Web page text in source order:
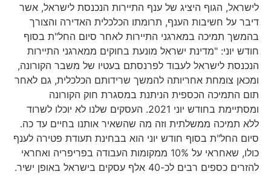
לישראל, הגוף היציג של ענף התיירות הנכנסת לישראל, אשר
דיבר על חשיבות הענף, תרומתו הכלכלית האדירה והצורך
בהמשך תמיכה במארגני התיירות לאחר סיום החל"ת בסוף
חודש יוני: "מדינת ישראל מונעת בחוקים ממארגני התיירות
הנכנסת לישראל לעבוד לפרנסתם בעטיו של משבר הקורונה,
ומכאן צומחת אחריותה להמשך שרידותם הכלכלית, גם לאחר
תום התמיכה הכספית הניתנת במסגרת חוק הקורונה
ומסתיימת בחודש יוני 2021. העסקים שלנו לא יוכלו לשרוד
ללא תמיכה ממשלתית וזה מה שהשאיר אותנו בחיים עד כה.
סיום החל"ת בסוף חודש יוני הוא בבחינת תעודת פטירה לענף
כולו, שאחראי על 10% ממקומות העבודה בפריפריה ואחראי
להזרים כספים רבים לכ-40 אלף עסקים בישראל באופן ישיר.